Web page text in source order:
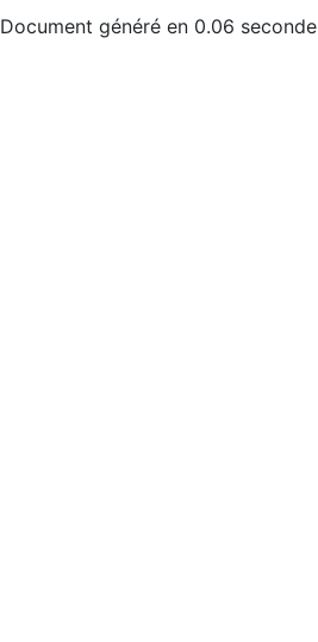
Document généré en 0.06 seconde